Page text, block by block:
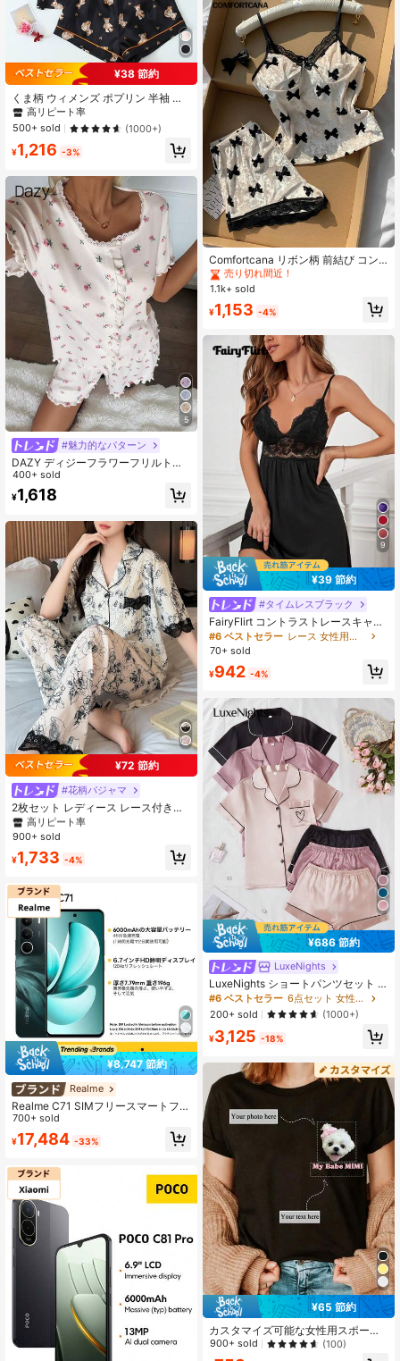
¥38 節約
くま柄 ウィメンズ ポプリン 半袖 シ
ョーツ パジャマセット
高リピート率
500+ sold
(1000+)
¥1,216 -3%
5
#魅力的なパターン
DAZY ディジーフラワーフリルトリ
ム 半袖&ショーツ パジャマセット レ
ディース
400+ sold
¥1,618
¥72 節約
#花柄パジャマ
2枚セット レディース レース付きパ
ジャマ - コントラストカラー 半袖ト
ップ&ロングパンツセット、カジュア
ト
#1 ベストセラー
高リピート率
#1 ベストセラー
高リピート率
#1 ベストセラー
高リピート率
#1 ベストセラー
高リピート率
900+ sold
¥1,733 -4%
¥8,747 節約
Realme
Realme C71 SIMフリースマートフォ
ン 6GB+128GB/8GB+256GB グロー
バル版 4G LTE、Android 15、50MP
AIカメラ、120Hzディスプレイ、60
充電、オクタコアチップセット、ア
ダプターなし
700+ sold
¥17,484 -33%
Comfortcana リボン柄 前結び コン
トラストレース ベルベットセット、
ホワイトセットリボンタイ、秋冬ウ
#1 ベストセラー
売り切れ間近！
#1 ベストセラー
売り切れ間近！
#1 ベストセラー
売り切れ間近！
#1 ベストセラー
カジュアルヤング レディースパジャマセット
売り切れ間近！
1.1k+ sold
¥1,153 -4%
9
¥39 節約
#タイムレスブラック
FairyFlirt コントラストレースキャミ
ソールパジャマナイトドレス
#6 ベストセラー
レース 女性用スリープドレス
70+ sold
¥942 -4%
¥686 節約
LuxeNights
LuxeNights ショートパンツセット 3
着組 ハート刺繍 ポケットデザイン
半袖 シルク調
#6 ベストセラー
6点セット 女性用パジャマ
200+ sold
(1000+)
¥3,125 -18%
¥65 節約
カスタマイズ可能な女性用スポーツT
シャツ、パーソナライズされたギフ
900+ sold (100)